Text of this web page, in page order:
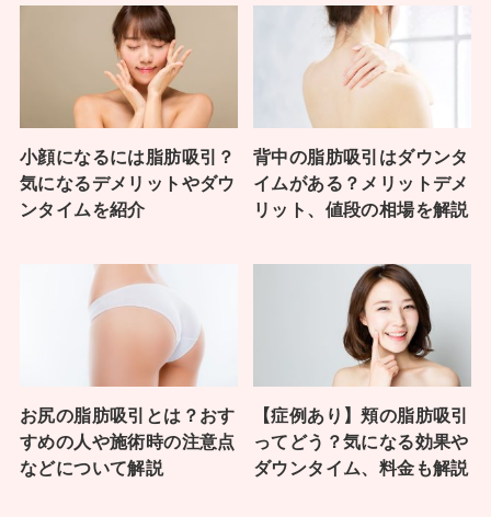
小顔になるには脂肪吸引？
気になるデメリットやダウ
ンタイムを紹介
背中の脂肪吸引はダウンタ
イムがある？メリットデメ
リット、値段の相場を解説
お尻の脂肪吸引とは？おす
すめの人や施術時の注意点
などについて解説
【症例あり】頬の脂肪吸引
ってどう？気になる効果や
ダウンタイム、料金も解説